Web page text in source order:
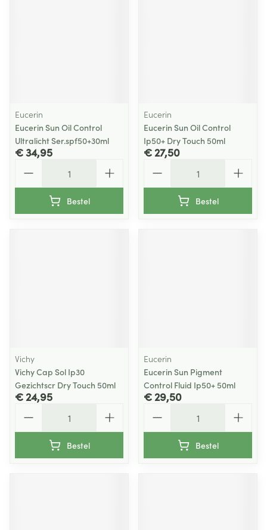
Eucerin
Eucerin Sun Oil Control
Ultralicht Ser.spf50+30ml
€ 34,95
Bestel
Eucerin
Eucerin Sun Oil Control
Ip50+ Dry Touch 50ml
€ 27,50
Bestel
Vichy
Vichy Cap Sol Ip30
Gezichtscr Dry Touch 50ml
€ 24,95
Bestel
Eucerin
Eucerin Sun Pigment
Control Fluid Ip50+ 50ml
€ 29,50
Bestel